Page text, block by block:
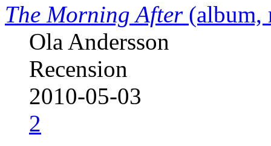
The Morning After(album,
Ola Andersson
Recension
2010-05-03
2